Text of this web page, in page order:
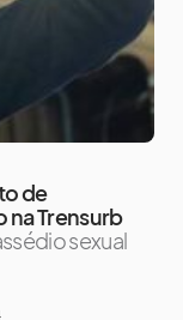
de
Trensurb
sexual